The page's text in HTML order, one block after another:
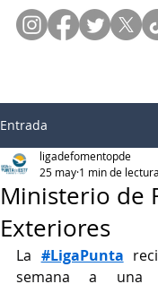
Entrada
Ministerio de
Exteriores
ligadefomentopde
25 may 1 min de lectura
La #LigaPunta
semana a una